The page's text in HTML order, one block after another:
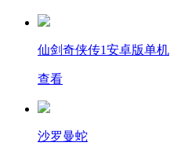
仙剑奇侠传1安卓版单机
查看
沙罗曼蛇